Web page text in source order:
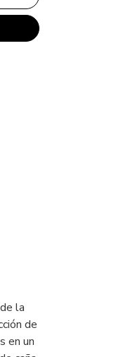
la
de
en un